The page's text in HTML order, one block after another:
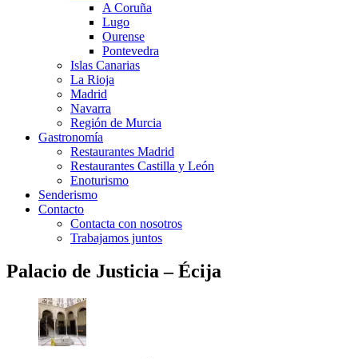
A Coruña
Lugo
Ourense
Pontevedra
Islas Canarias
La Rioja
Madrid
Navarra
Región de Murcia
Gastronomía
Restaurantes Madrid
Restaurantes Castilla y León
Enoturismo
Senderismo
Contacto
Contacta con nosotros
Trabajamos juntos
Palacio de Justicia – Écija